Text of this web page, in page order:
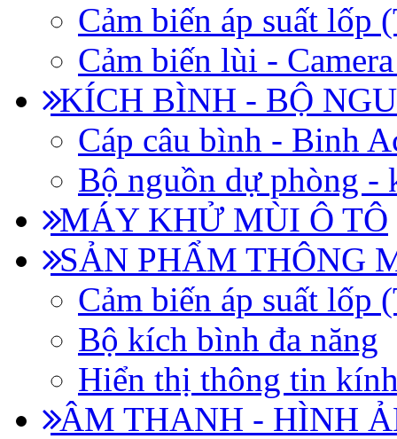
Cảm biến áp suất lốp
Cảm biến lùi -
KÍCH BÌNH - BỘ
Cáp câu bình - Binh
Bộ nguồn dự phòng -
MÁY KHỬ MÙI Ô TÔ
SẢN PHẨM THÔNG
Cảm biến áp suất lốp
Bộ kích bình đa năng
Hiển thị thông tin
ÂM THANH - HÌNH